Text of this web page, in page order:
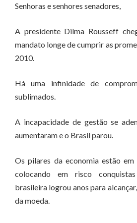
Senhoras e senhores senadores,
A presidente Dilma Rousseff
mandato longe de cumprir as
2010.
Há uma infinidade de
sublimados.
A incapacidade de gestão se
aumentaram e o Brasil parou.
Os pilares da economia estão
colocando em risco
brasileira logrou anos para
da moeda.